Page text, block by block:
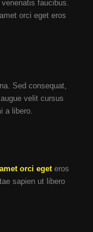
faucibus.
orci eget eros
Sed consequat,
velit cursus
a libero.
amet orci egeteros
sapien ut libero